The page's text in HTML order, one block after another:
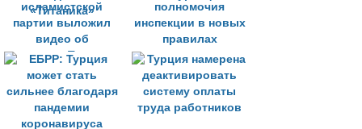
исламистской
партии выложил
видео об
экономике Турции с
мелодией из
«Титаника»
полномочия
инспекции в новых
правилах
конкуренции